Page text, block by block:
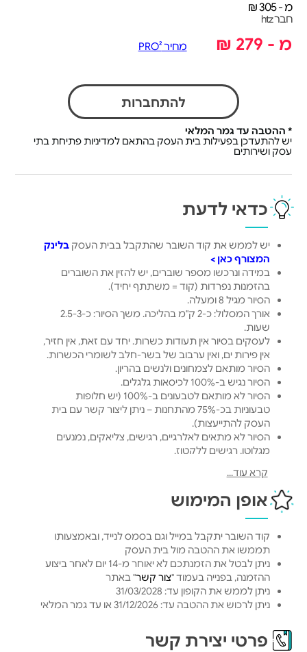
מ - 305 ₪
חבר htz
מ - 279 ₪ מחיר PRO²
להתחברות
* ההטבה עד גמר המלאי
יש להתעדכן בפעילות בית העסק בהתאם למדיניות פתיחת בתי
עסק ושירותים
כדאי לדעת
יש לממש את קוד השובר שהתקבל בבית העסקבלינק
המצורף כאן >
במידה ונרכשו מספר שוברים, יש להזין את השוברים
בהזמנות נפרדות (קוד = משתתף יחיד).
הסיור מגיל 8 ומעלה.
אורך המסלול: כ-2 ק"מ בהליכה. משך הסיור: כ-2.5-3
שעות.
לעסקים בסיור אין תעודות כשרות. יחד עם זאת, אין חזיר,
אין פירות ים, ואין ערבוב של בשר-חלב לשומרי הכשרות.
הסיור מותאם לצמחונים ולנשים בהריון.
הסיור נגיש ב-100% לכיסאות גלגלים.
הסיור לא מותאם לטבעונים ב-100% (יש חלופות
טבעוניות בכ-75% מהתחנות – ניתן ליצור קשר עם בית
העסק להתייעצות).
הסיור לא מתאים לאלרגיים, רגישים, צליאקים, נמנעים
מגלוטן, רגישים ללקטוז.
ביטול או דחיית סיור בכפוף לתקנון הספק.
קרא עוד...
אופן המימוש
קוד השובר יתקבל במייל וגם בסמס לנייד, ובאמצעותו
תממשו את ההטבה מול בית העסק
ניתן לבטל את הזמנתכם לא יאוחר מ-14 יום לאחר ביצוע
ההזמנה, בפנייה בעמוד "צור קשר" באתר
ניתן לממש את הקופון עד: 31/03/2028
ניתן לרכוש את ההטבה עד: 31/12/2026 או עד גמר המלאי
פרטי יצירת קשר